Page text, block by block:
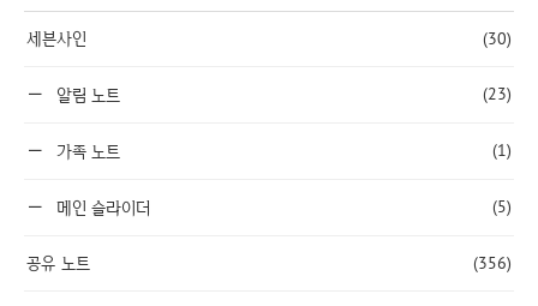
세븐사인 (30)
알림 노트 (23)
가족 노트 (1)
메인 슬라이더 (5)
공유 노트 (356)